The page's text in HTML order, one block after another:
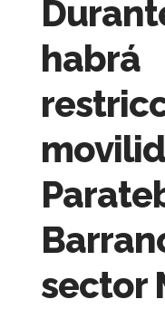
habrá
sector